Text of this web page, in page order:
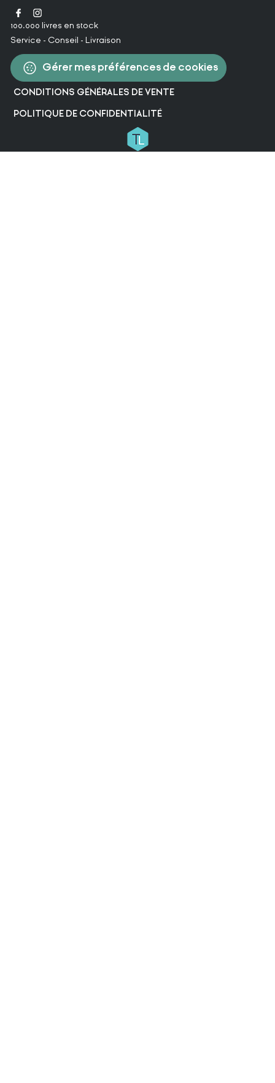
100.000 livres en stock
Service - Conseil - Livraison
Gérer mes préférences de cookies
CONDITIONS GÉNÉRALES DE VENTE
POLITIQUE DE CONFIDENTIALITÉ